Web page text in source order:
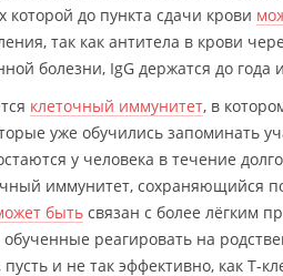
которой до пункта сдачи крови
так как антитела в крови
болезни, IgG держатся до года
клеточный иммунитет, в
уже обучились запоминать
у человека в течение
иммунитет, сохраняющийся
быть связан с более лёгким
реагировать на
и не так эффективно, как T-